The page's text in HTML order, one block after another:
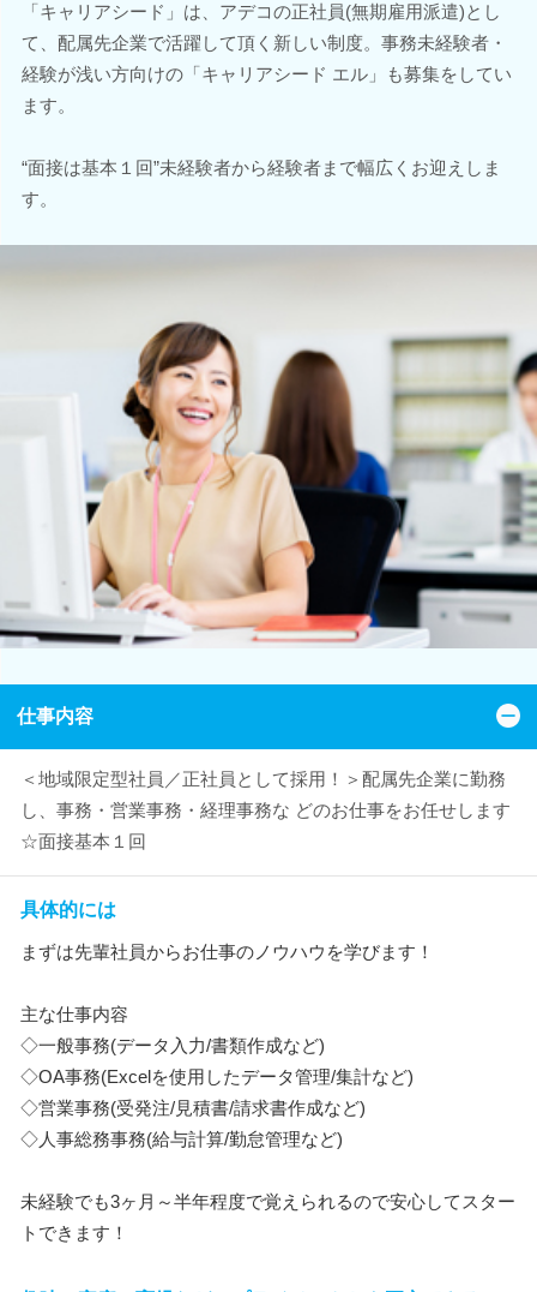
「キャリアシード」は、アデコの正社員(無期雇用派遣)とし
て、配属先企業で活躍して頂く新しい制度。事務未経験者・
経験が浅い方向けの「キャリアシード エル」も募集をしてい
ます。
“面接は基本１回”未経験者から経験者まで幅広くお迎えしま
す。
仕事内容
＜地域限定型社員／正社員として採用！＞配属先企業に勤務
し、事務・営業事務・経理事務な どのお仕事をお任せします
☆面接基本１回
具体的には
まずは先輩社員からお仕事のノウハウを学びます！
主な仕事内容
◇一般事務(データ入力/書類作成など)
◇OA事務(Excelを使用したデータ管理/集計など)
◇営業事務(受発注/見積書/請求書作成など)
◇人事総務事務(給与計算/勤怠管理など)
未経験でも3ヶ月～半年程度で覚えられるので安心してスター
トできます！